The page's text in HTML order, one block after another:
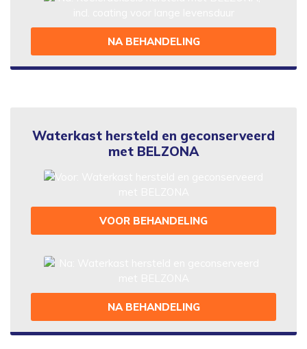
NA BEHANDELING
Waterkast hersteld en geconserveerd
met BELZONA
VOOR BEHANDELING
NA BEHANDELING